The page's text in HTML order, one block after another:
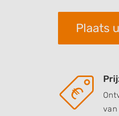
Plaats
van